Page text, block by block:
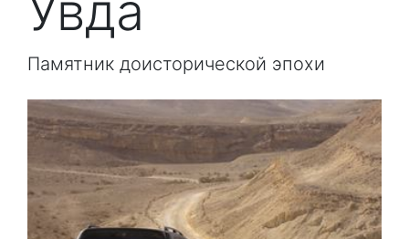
Памятник доисторической эпохи